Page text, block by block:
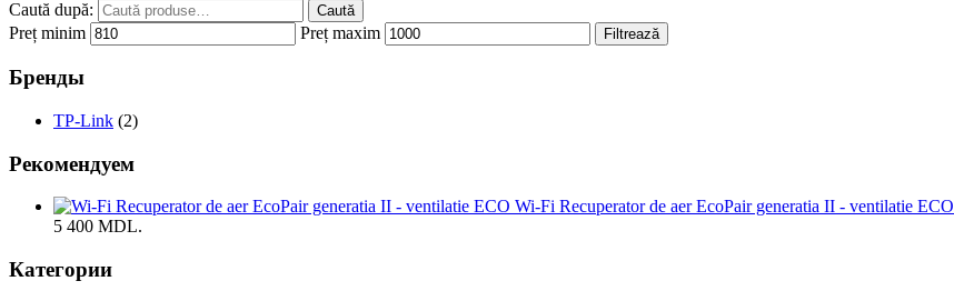
Caută după: Caută
Preț minim Preț maxim Filtrează
Бренды
TP-Link (2)
Рекомендуем
Wi-Fi Recuperator de aer EcoPair generatia II - ventilatie ECO
5 400 MDL.
Категории